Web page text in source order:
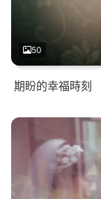
50
期盼的幸福時刻